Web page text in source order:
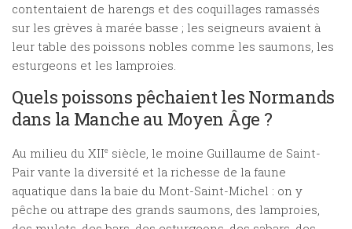
contentaient de harengs et des coquillages ramassés
sur les grèves à marée basse ; les seigneurs avaient à
leur table des poissons nobles comme les saumons, les
esturgeons et les lamproies.
Quels poissons pêchaient les Normands
dans la Manche au Moyen Âge ?
Au milieu du XIIe siècle, le moine Guillaume de Saint-
Pair vante la diversité et la richesse de la faune
aquatique dans la baie du Mont-Saint-Michel : on y
pêche ou attrape des grands saumons, des lamproies,